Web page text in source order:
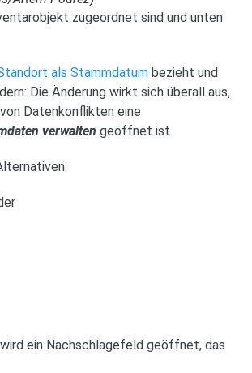
zugeordnet sind und unten
als Stammdatum bezieht und
Die Änderung wirkt sich überall aus,
Datenkonflikten eine
verwalten geöffnet ist.
wird ein Nachschlagefeld geöffnet, das